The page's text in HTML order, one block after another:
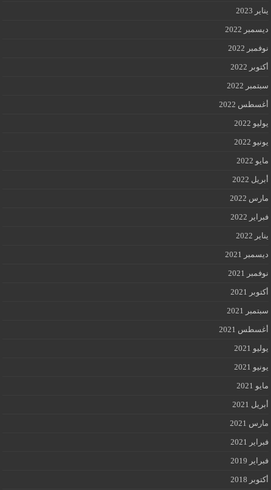
يناير 2023
ديسمبر 2022
نوفمبر 2022
أكتوبر 2022
سبتمبر 2022
أغسطس 2022
يوليو 2022
يونيو 2022
مايو 2022
أبريل 2022
مارس 2022
فبراير 2022
يناير 2022
ديسمبر 2021
نوفمبر 2021
أكتوبر 2021
سبتمبر 2021
أغسطس 2021
يوليو 2021
يونيو 2021
مايو 2021
أبريل 2021
مارس 2021
فبراير 2021
فبراير 2019
أكتوبر 2018